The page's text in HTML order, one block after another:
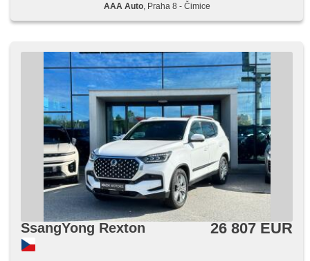
AAA Auto, Praha 8 - Čimice
SsangYong Rexton 26 807 EUR